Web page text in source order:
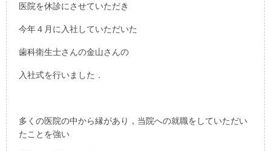
医院を休診にさせていただき
今年４月に入社していただいた
歯科衛生士さんの金山さんの
入社式を行いました．
多くの医院の中から縁があり，当院への就職をしていただい
たことを強い